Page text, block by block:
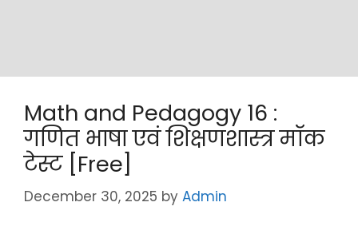
Math and Pedagogy 16 :
गणित भाषा एवं शिक्षणशास्त्र मॉक
टेस्ट [Free]
December 30, 2025 by Admin